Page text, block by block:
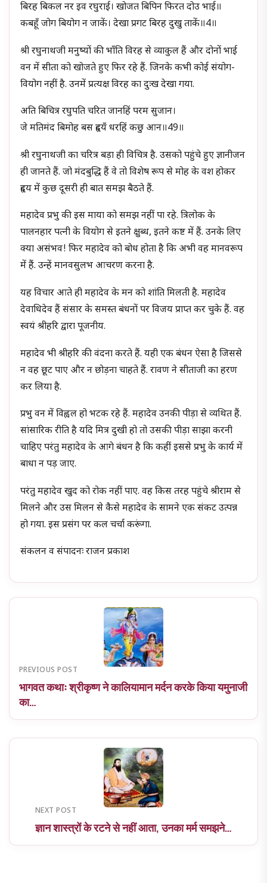
बिरह बिकल नर इव रघुराई। खोजत बिपिन फिरत दोउ भाई॥
कबहूँ जोग बियोग न जाकें। देखा प्रगट बिरह दुखु ताकें॥4॥
श्री रघुनाथजी मनुष्यों की भाँति विरह से व्याकुल हैं और दोनों भाई
वन में सीता को खोजते हुए फिर रहे हैं. जिनके कभी कोई संयोग-
वियोग नहीं है. उनमें प्रत्यक्ष विरह का दुःख देखा गया.
अति बिचित्र रघुपति चरित जानहिं परम सुजान।
जे मतिमंद बिमोह बस हृदयँ धरहिं कछु आन॥49॥
श्री रघुनाथजी का चरित्र बड़ा ही विचित्र है. उसको पहुंचे हुए ज्ञानीजन
ही जानते हैं. जो मंदबुद्धि हैं वे तो विशेष रूप से मोह के वश होकर
हृदय में कुछ दूसरी ही बात समझ बैठते हैं.
महादेव प्रभु की इस माया को समझ नहीं पा रहे. त्रिलोक के
पालनहार पत्नी के वियोग से इतने क्षुब्ध, इतने कष्ट में हैं. उनके लिए
क्या असंभव! फिर महादेव को बोध होता है कि अभी वह मानवरूप
में हैं. उन्हें मानवसुलभ आचरण करना है.
यह विचार आते ही महादेव के मन को शांति मिलती है. महादेव
देवाधिदेव हैं संसार के समस्त बंधनों पर विजय प्राप्त कर चुके हैं. वह
स्वयं श्रीहरि द्वारा पूजनीय.
महादेव भी श्रीहरि की वंदना करते हैं. यही एक बंधन ऐसा है जिससे
न वह छूट पाए और न छोड़ना चाहते हैं. रावण ने सीताजी का हरण
कर लिया है.
प्रभु वन में विह्वल हो भटक रहे हैं. महादेव उनकी पीड़ा से व्यथित हैं.
सांसारिक रीति है यदि मित्र दुखी हो तो उसकी पीड़ा साझा करनी
चाहिए परंतु महादेव के आगे बंधन है कि कहीं इससे प्रभु के कार्य में
बाधा न पड़ जाए.
परंतु महादेव खुद को रोक नहीं पाए. वह किस तरह पहुंचे श्रीराम से
मिलने और उस मिलन से कैसे महादेव के सामने एक संकट उत्पन्न
हो गया. इस प्रसंग पर कल चर्चा करूंगा.
संकलन व संपादनः राजन प्रकाश
PREVIOUS POST
भागवत कथाः श्रीकृष्ण ने कालियामान मर्दन करके किया यमुनाजी
का…
NEXT POST
ज्ञान शास्त्रों के रटने से नहीं आता, उनका मर्म समझने…